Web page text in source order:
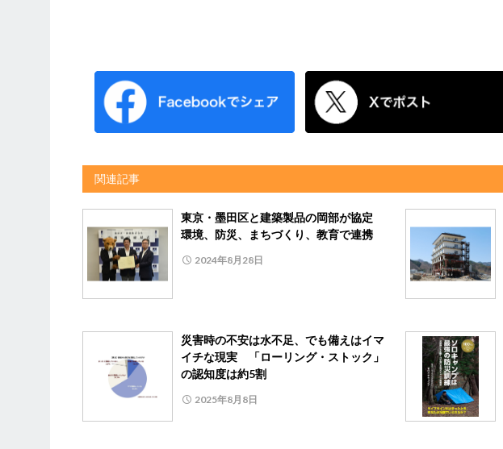
関連記事
東京・墨田区と建築製品の岡部が協定
環境、防災、まちづくり、教育で連携
2024年8月28日
災害時の不安は水不足、でも備えはイマ
イチな現実 「ローリング・ストック」
の認知度は約5割
2025年8月8日